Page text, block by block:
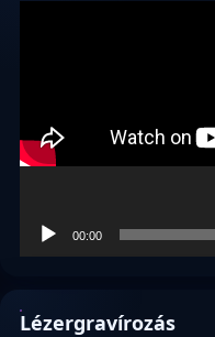
00:00
Lézergravírozás